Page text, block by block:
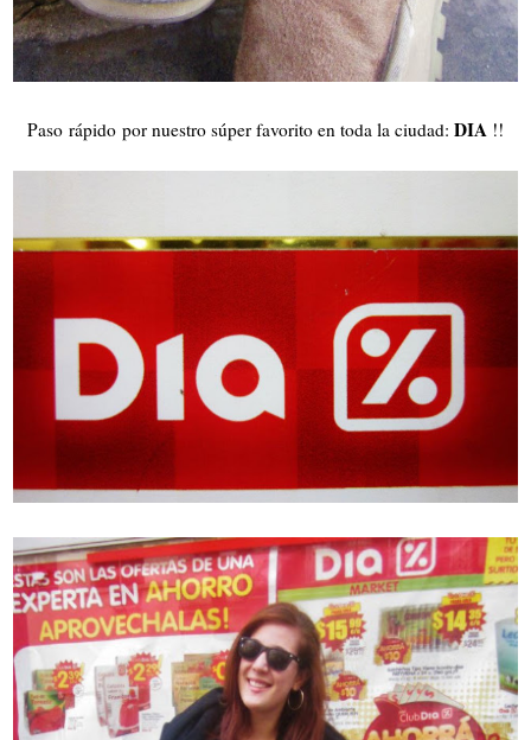
Paso rápido por nuestro súper favorito en toda la ciudad: DIA !!